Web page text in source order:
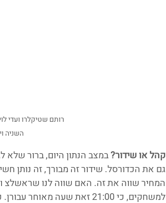
רותם שטיקלרו ועדי
השניה
קהל או שידור? במצב הנתון היום, ברור שלא
גם את הכדורסל. שידור זה מבורך, זה נותן
המחיר שווה את זה. האם שווה לנו שראשלצ